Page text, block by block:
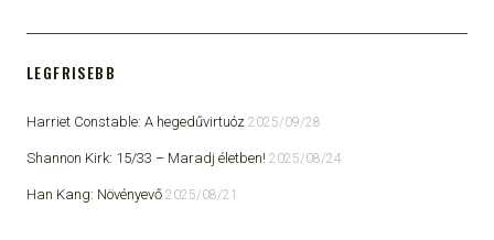
LEGFRISEBB
Harriet Constable: A hegedűvirtuóz 2025/09/28
Shannon Kirk: 15/33 ​– Maradj életben! 2025/08/24
Han Kang: Növényevő 2025/08/21